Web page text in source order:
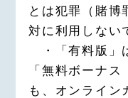
とは犯罪（賭博
対に利用しない
・「有料版」
「無料ボーナ
も、オンライン